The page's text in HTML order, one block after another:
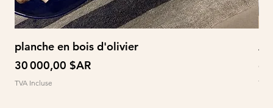
planche en bois d'olivier
Prix
30 000,00 $AR
TVA Incluse
À